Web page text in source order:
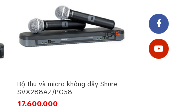
Bộ thu và micro không dây Shure
SVX288AZ/PG58
17.600.000